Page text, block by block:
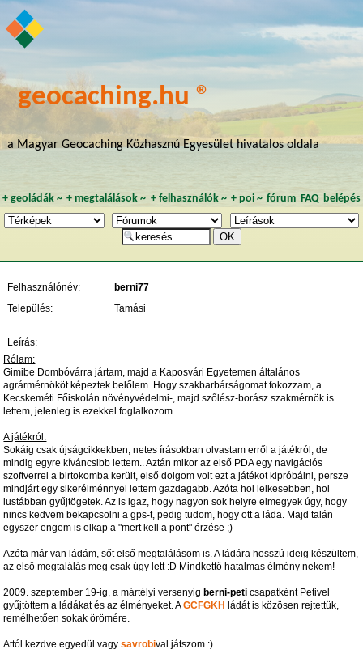
geocaching.hu ®
a Magyar Geocaching Közhasznú Egyesület hivatalos oldala
+ geoládák~ +megtalálások ~ + felhasználók~ + poi~ fórum FAQ belépés
Felhasználónév:
berni77
Település:
Tamási
Leírás:
Rólam:
Gimibe Dombóvárra jártam, majd a Kaposvári Egyetemen általános
agrármérnököt képeztek belőlem. Hogy szakbarbárságomat fokozzam, a
Kecskeméti Főiskolán növényvédelmi-, majd szőlész-borász szakmérnök is
lettem, jelenleg is ezekkel foglalkozom.
A játékról:
Sokáig csak újságcikkekben, netes írásokban olvastam erről a játékról, de
mindig egyre kíváncsibb lettem.. Aztán mikor az első PDA egy navigációs
szoftverrel a birtokomba került, első dolgom volt ezt a játékot kipróbálni, persze
mindjárt egy sikerélménnyel lettem gazdagabb. Azóta hol lelkesebben, hol
lustábban gyűjtögetek. Az is igaz, hogy nagyon sok helyre elmegyek úgy, hogy
nincs kedvem bekapcsolni a gps-t, pedig tudom, hogy ott a láda. Majd talán
egyszer engem is elkap a "mert kell a pont" érzése ;)
Azóta már van ládám, sőt első megtalálásom is. A ládára hosszú ideig készültem,
az első megtalálás meg csak úgy lett :D Mindkettő hatalmas élmény nekem!
2009. szeptember 19-ig, a mártélyi versenyig berni-peti csapatként Petivel
gyűjtöttem a ládákat és az élményeket. AGCFGKH ládát is közösen rejtettük,
remélhetően sokak örömére.
Attól kezdve egyedül vagysavrobival játszom :)